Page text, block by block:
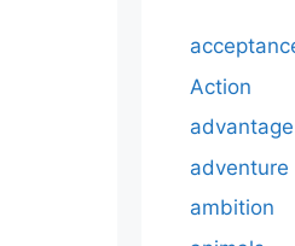
Action
advantage
adventure
ambition